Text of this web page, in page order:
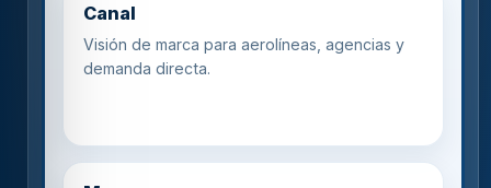
Canal
Visión de marca para aerolíneas, agencias y
demanda directa.